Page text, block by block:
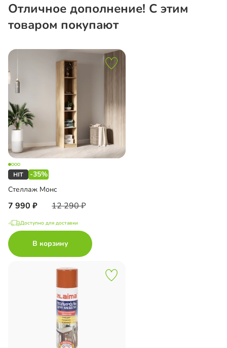
Отличное дополнение! С этим
товаром покупают
-35%
Стеллаж Монс
7 990 12 290
Доступно для доставки
В корзину